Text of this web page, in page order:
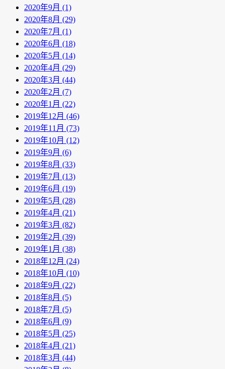
2020年9月 (1)
2020年8月 (29)
2020年7月 (1)
2020年6月 (18)
2020年5月 (14)
2020年4月 (29)
2020年3月 (44)
2020年2月 (7)
2020年1月 (22)
2019年12月 (46)
2019年11月 (73)
2019年10月 (12)
2019年9月 (6)
2019年8月 (33)
2019年7月 (13)
2019年6月 (19)
2019年5月 (28)
2019年4月 (21)
2019年3月 (82)
2019年2月 (39)
2019年1月 (38)
2018年12月 (24)
2018年10月 (10)
2018年9月 (22)
2018年8月 (5)
2018年7月 (5)
2018年6月 (9)
2018年5月 (25)
2018年4月 (21)
2018年3月 (44)